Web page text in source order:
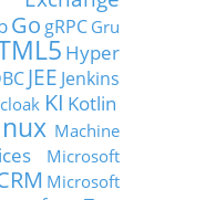
Go gRPC Gru
Hyper
JEE Jenkins
KI Kotlin
Machine
Microsoft
Microsoft